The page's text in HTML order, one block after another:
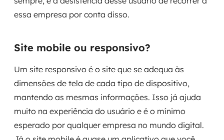
essa empresa por conta disso.
Site mobile ou responsivo?
Um site responsivo é o site que se adequa às
dimensões de tela de cada tipo de dispositivo,
mantendo as mesmas informações. Isso já ajuda
muito na experiência do usuário e é o mínimo
esperado por qualquer empresa no mundo digital.